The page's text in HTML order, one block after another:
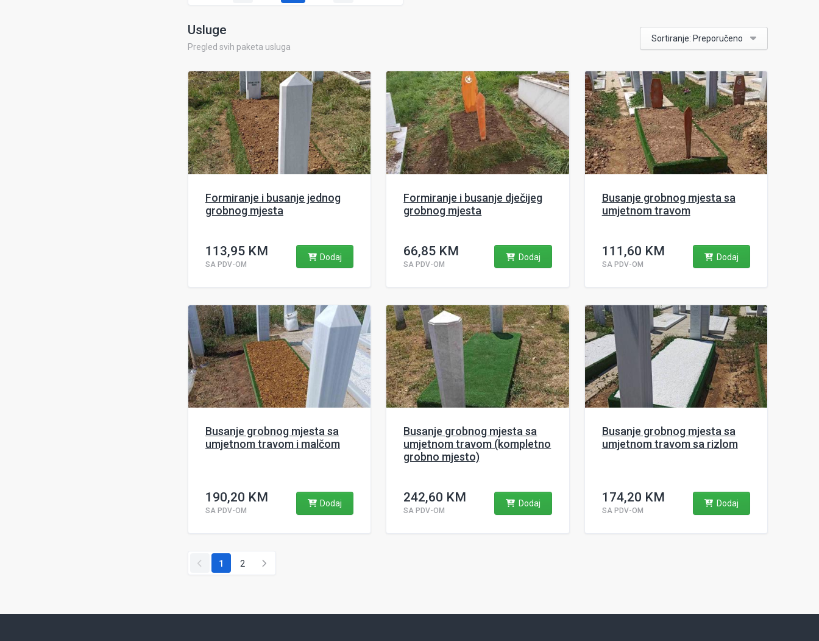
Usluge
Pregled svih paketa usluga
Sortiranje: Preporučeno
Formiranje i busanje jednog
grobnog mjesta
113,95 KM
SA PDV-OM
Dodaj
Formiranje i busanje dječijeg
grobnog mjesta
66,85 KM
SA PDV-OM
Dodaj
Busanje grobnog mjesta sa
umjetnom travom
111,60 KM
SA PDV-OM
Dodaj
Busanje grobnog mjesta sa
umjetnom travom i malčom
190,20 KM
SA PDV-OM
Dodaj
Busanje grobnog mjesta sa
umjetnom travom (kompletno
grobno mjesto)
242,60 KM
SA PDV-OM
Dodaj
Busanje grobnog mjesta sa
umjetnom travom sa rizlom
174,20 KM
SA PDV-OM
Dodaj
1 2